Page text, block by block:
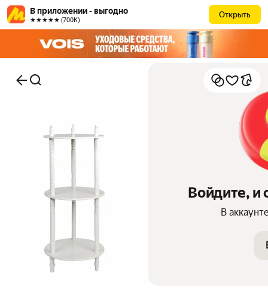
В приложении - выгодно
★★★★★ (700К)
Открыть
Войдите, и
В